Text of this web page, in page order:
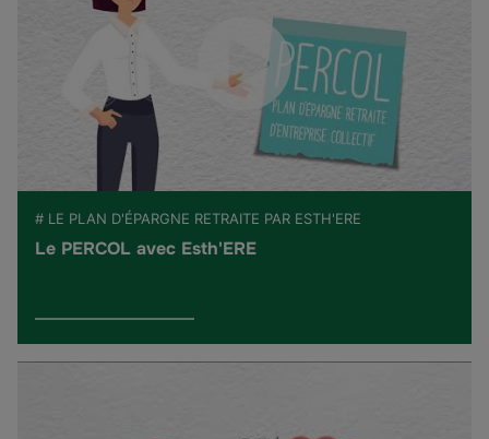
# LE PLAN D'ÉPARGNE RETRAITE PAR ESTH'ERE
Le PERCOL avec Esth'ERE